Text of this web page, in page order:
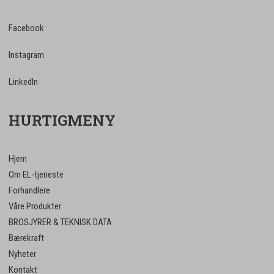
Facebook
Instagram
LinkedIn
HURTIGMENY
Hjem
Om EL-tjeneste
Forhandlere
Våre Produkter
BROSJYRER & TEKNISK DATA
Bærekraft
Nyheter
Kontakt